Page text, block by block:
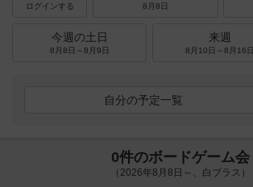
ログインする 8月8日
今週の土日
8月8日～8月9日
来週
8月10日～8月16日
自分の予定一覧
0件のボードゲーム会
（2026年8月8日～、白ブラス）